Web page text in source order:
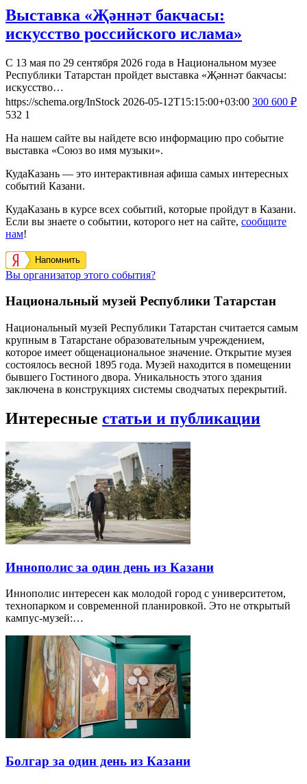
Выставка «Җәннәт бакчасы:
искусство российского ислама»
С 13 мая по 29 сентября 2026 года в Национальном музее
Республики Татарстан пройдет выставка «Җәннәт бакчасы:
искусство…
https://schema.org/InStock 2026-05-12T15:15:00+03:00 300 600 ₽
532 1
На нашем сайте вы найдете всю информацию про событие
выставка «Союз во имя музыки».
КудаКазань — это интерактивная афиша самых интересных
событий Казани.
КудаКазань в курсе всех событий, которые пройдут в Казани.
Если вы знаете о событии, которого нет на сайте, сообщите
нам!
Напомнить
Вы организатор этого события?
Национальный музей Республики Татарстан
Национальный музей Республики Татарстан считается самым
крупным в Татарстане образовательным учреждением,
которое имеет общенациональное значение. Открытие музея
состоялось весной 1895 года. Музей находится в помещении
бывшего Гостиного двора. Уникальность этого здания
заключена в конструкциях системы сводчатых перекрытий.
Интересные статьи и публикации
Иннополис за один день из Казани
Иннополис интересен как молодой город с университетом,
технопарком и современной планировкой. Это не открытый
кампус-музей:…
Болгар за один день из Казани